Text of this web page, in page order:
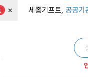
× 세종기프트, 공공기